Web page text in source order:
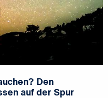
Den
auf der Spur